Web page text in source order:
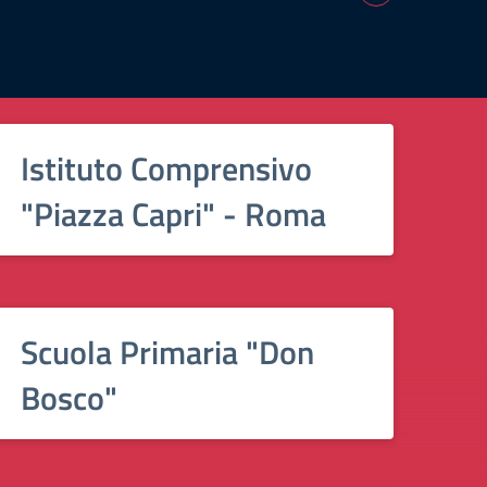
Istituto Comprensivo
"Piazza Capri" - Roma
Scuola Primaria "Don
Bosco"